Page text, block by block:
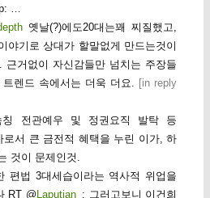
…
옛날(?)에도20대는꽤 찌질했고,
야기로 상대가 할말없게 만드는것이
근거없이 자신감들만 넘치는 주장들
렌드 속에서는 더욱 더요. [in reply
칭 전관예우 및 정권요직 발탁 등
로서 큰 금전적 혜택을 누린 이가, 하
것이 문제인것.
편법 3대세습이라는 역사적 위업을
RT @ Laputian_ : 그러고보니 이건희